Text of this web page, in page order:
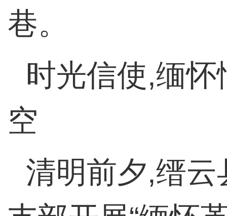
巷。
时光信使,缅
空
清明前夕,缙